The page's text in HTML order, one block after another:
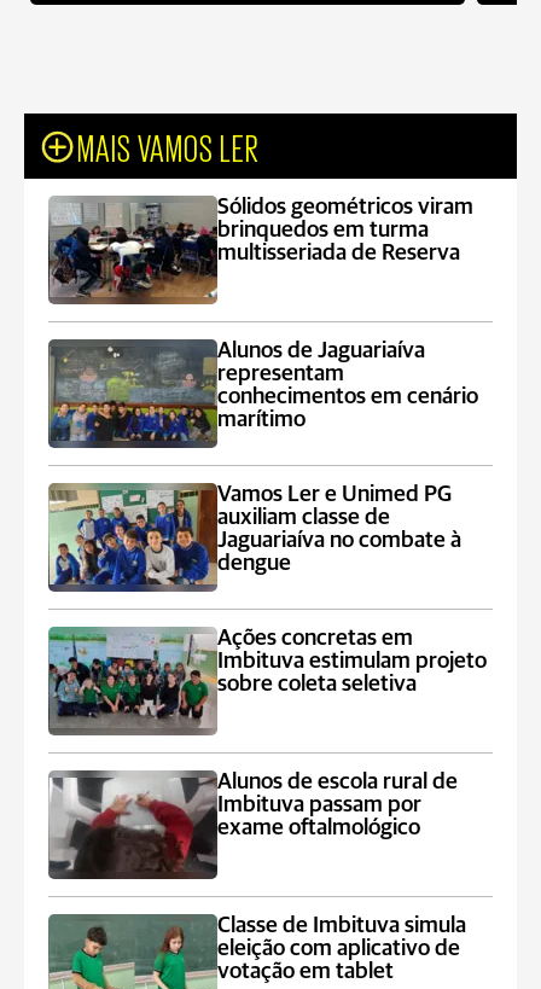
MAIS VAMOS LER
Sólidos geométricos viram
brinquedos em turma
multisseriada de Reserva
Alunos de Jaguariaíva
representam
conhecimentos em cenário
marítimo
Vamos Ler e Unimed PG
auxiliam classe de
Jaguariaíva no combate à
dengue
Ações concretas em
Imbituva estimulam projeto
sobre coleta seletiva
Alunos de escola rural de
Imbituva passam por
exame oftalmológico
Classe de Imbituva simula
eleição com aplicativo de
votação em tablet